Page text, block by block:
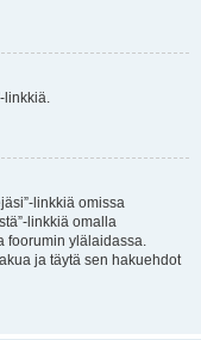
linkkiä.
linkkiä omissa
linkkiä omalla
foorumin ylälaidassa.
ja täytä sen hakuehdot